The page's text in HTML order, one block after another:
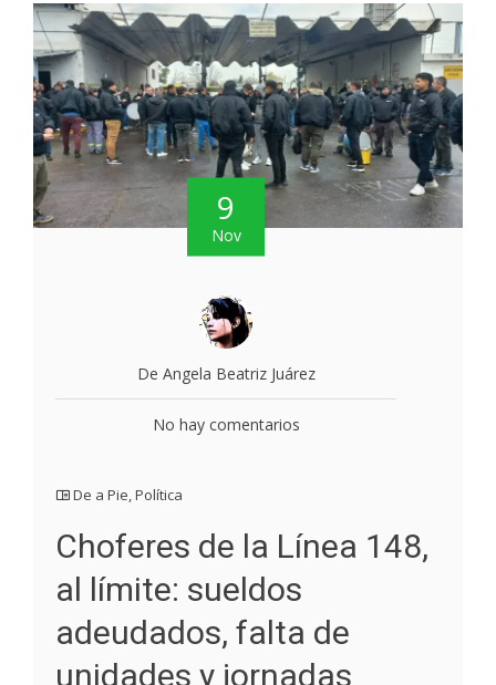
9
Nov
De Angela Beatriz Juárez
No hay comentarios
De a Pie,Política
Choferes de la Línea 148,
al límite: sueldos
adeudados, falta de
unidades y jornadas